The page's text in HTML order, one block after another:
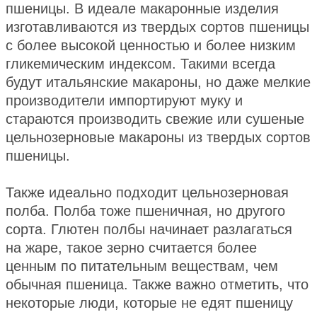
пшеницы. В идеале макаронные изделия
изготавливаются из твердых сортов пшеницы
с более высокой ценностью и более низким
гликемическим индексом. Такими всегда
будут итальянские макароны, но даже мелкие
производители импортируют муку и
стараются производить свежие или сушеные
цельнозерновые макароны из твердых сортов
пшеницы.
Также идеально подходит цельнозерновая
полба. Полба тоже пшеничная, но другого
сорта. Глютен полбы начинает разлагаться
на жаре, такое зерно считается более
ценным по питательным веществам, чем
обычная пшеница. Также важно отметить, что
некоторые люди, которые не едят пшеницу